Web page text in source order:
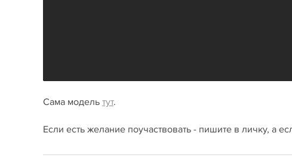
Сама модель тут.
Если есть желание поучаствовать - пишите в личку, а